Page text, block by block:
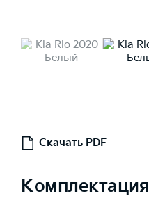
Скачать PDF
Комплектация